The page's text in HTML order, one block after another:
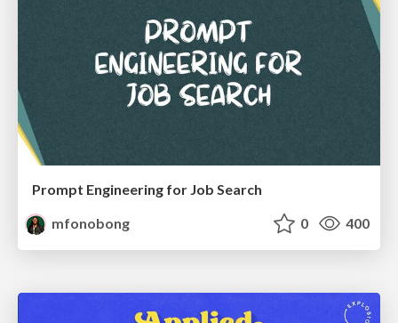
Prompt Engineering for Job Search
mfonobong
0 400